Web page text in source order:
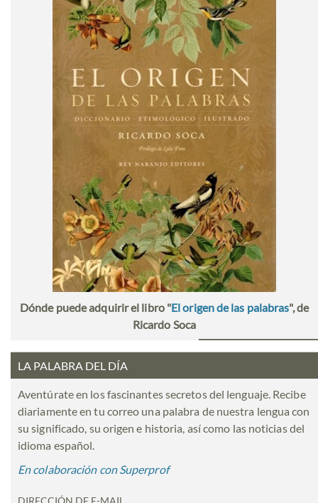
Dónde puede adquirir el libro "El origen de las palabras", de
Ricardo Soca
LA PALABRA DEL DÍA
Aventúrate en los fascinantes secretos del lenguaje. Recibe
diariamente en tu correo una palabra de nuestra lengua con
su significado, su origen e historia, así como las noticias del
idioma español.
En colaboración con Superprof
DIRECCIÓN DE E-MAIL